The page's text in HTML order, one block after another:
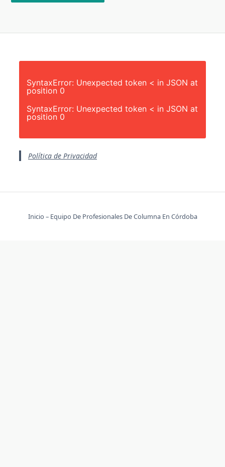
SyntaxError: Unexpected token < in JSON at
position 0
SyntaxError: Unexpected token < in JSON at
position 0
Política de Privacidad
Inicio – Equipo De Profesionales De Columna En Córdoba